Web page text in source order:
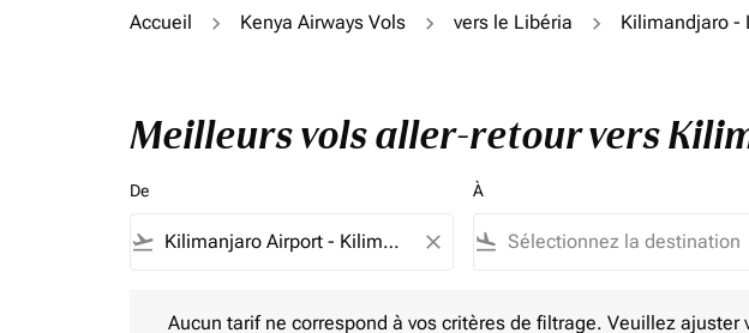
Accueil Kenya Airways Vols vers le Libéria Kilimandjaro -
Meilleurs vols aller-retour vers
De
flight_takeoff close
À
flight_land
Aucun tarif ne correspond à vos critères de filtrage. Veuillez ajuster